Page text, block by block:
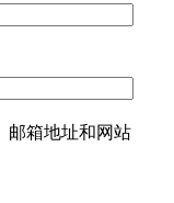
邮箱地址和网站